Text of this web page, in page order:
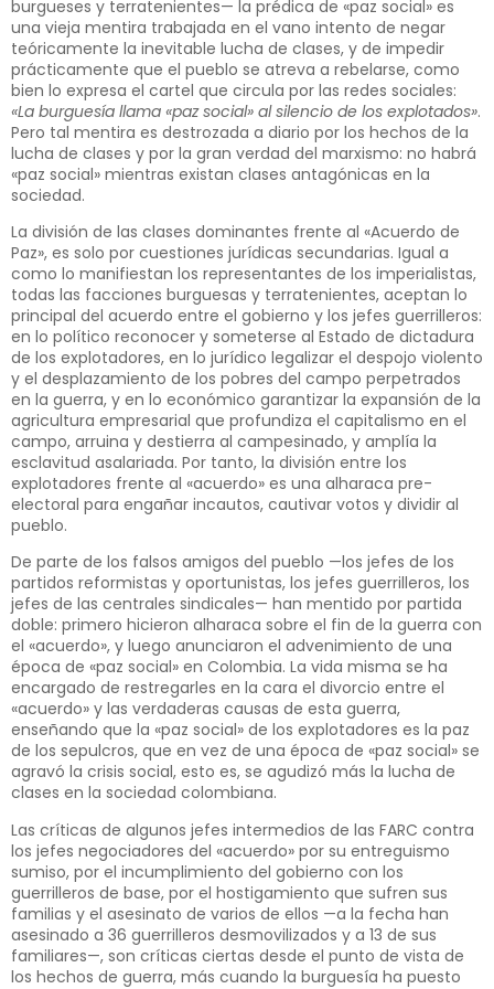
burgueses y terratenientes— la prédica de «paz social» es
una vieja mentira trabajada en el vano intento de negar
teóricamente la inevitable lucha de clases, y de impedir
prácticamente que el pueblo se atreva a rebelarse, como
bien lo expresa el cartel que circula por las redes sociales:
«La burguesía llama «paz social» al silencio de los explotados».
Pero tal mentira es destrozada a diario por los hechos de la
lucha de clases y por la gran verdad del marxismo: no habrá
«paz social» mientras existan clases antagónicas en la
sociedad.
La división de las clases dominantes frente al «Acuerdo de
Paz», es solo por cuestiones jurídicas secundarias. Igual a
como lo manifiestan los representantes de los imperialistas,
todas las facciones burguesas y terratenientes, aceptan lo
principal del acuerdo entre el gobierno y los jefes guerrilleros:
en lo político reconocer y someterse al Estado de dictadura
de los explotadores, en lo jurídico legalizar el despojo violento
y el desplazamiento de los pobres del campo perpetrados
en la guerra, y en lo económico garantizar la expansión de la
agricultura empresarial que profundiza el capitalismo en el
campo, arruina y destierra al campesinado, y amplía la
esclavitud asalariada. Por tanto, la división entre los
explotadores frente al «acuerdo» es una alharaca pre-
electoral para engañar incautos, cautivar votos y dividir al
pueblo.
De parte de los falsos amigos del pueblo —los jefes de los
partidos reformistas y oportunistas, los jefes guerrilleros, los
jefes de las centrales sindicales— han mentido por partida
doble: primero hicieron alharaca sobre el fin de la guerra con
el «acuerdo», y luego anunciaron el advenimiento de una
época de «paz social» en Colombia. La vida misma se ha
encargado de restregarles en la cara el divorcio entre el
«acuerdo» y las verdaderas causas de esta guerra,
enseñando que la «paz social» de los explotadores es la paz
de los sepulcros, que en vez de una época de «paz social» se
agravó la crisis social, esto es, se agudizó más la lucha de
clases en la sociedad colombiana.
Las críticas de algunos jefes intermedios de las FARC contra
los jefes negociadores del «acuerdo» por su entreguismo
sumiso, por el incumplimiento del gobierno con los
guerrilleros de base, por el hostigamiento que sufren sus
familias y el asesinato de varios de ellos —a la fecha han
asesinado a 36 guerrilleros desmovilizados y a 13 de sus
familiares—, son críticas ciertas desde el punto de vista de
los hechos de guerra, más cuando la burguesía ha puesto